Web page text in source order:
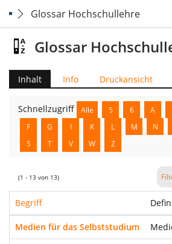
Glossar Hochschullehre
Glossar
Inhalt Info Druckansicht
Schnellzugriff Alle 5 6 A
F
G I K L M N
S
T V W Z
(1 - 13 von 13)
Begriff
Medien für das Selbststudium